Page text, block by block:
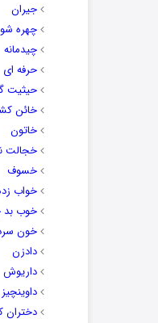
جیران
چهره شو
چیدمانه
حرفه ای
حیثیت
خائن
خاتون
خجالت
خسوف
خواب
خوب
خون
دادزن
داریوش
داوینچیز
دختران